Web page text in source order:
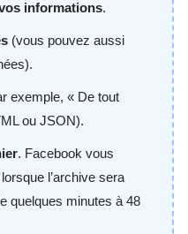
informations.
(vous pouvez aussi
exemple, « De tout
ou JSON).
. Facebook vous
l’archive sera
quelques minutes à 48